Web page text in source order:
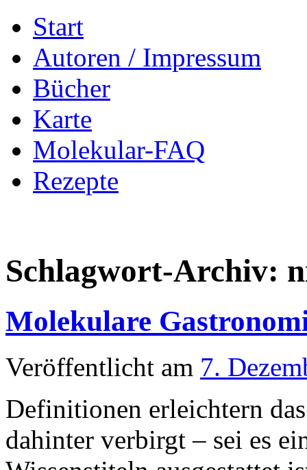
Inhalt
springenStart
Autoren / Impressum
Bücher
Karte
Molekular-FAQ
Rezepte
Schlagwort-Archiv:
Molekulare
Veröffentlicht am 7.
Definitionen erleichtern
dahinter verbirgt – sei es